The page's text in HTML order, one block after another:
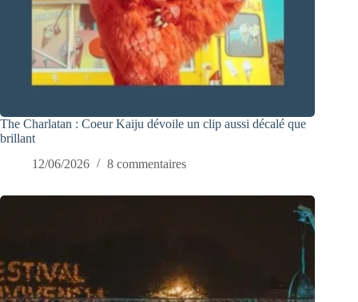
The Charlatan : Coeur Kaiju dévoile un clip aussi décalé que
brillant
12/06/2026
8 commentaires